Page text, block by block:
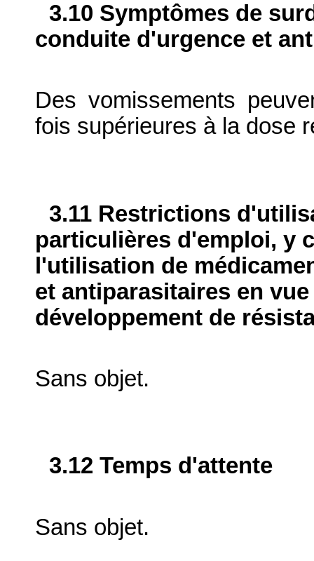
3.10 Symptômes de
conduite d'urgence et
Des vomissements
fois supérieures à la dose
3.11 Restrictions
particulières d'emploi, y
l'utilisation de
et antiparasitaires en
développement de
Sans objet.
3.12 Temps d'attente
Sans objet.